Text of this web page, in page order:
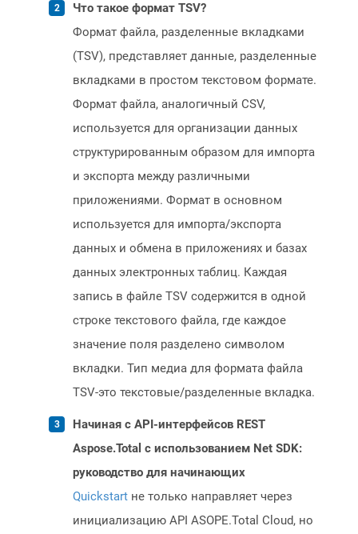
Что такое формат TSV?
Формат файла, разделенные вкладками
(TSV), представляет данные, разделенные
вкладками в простом текстовом формате.
Формат файла, аналогичный CSV,
используется для организации данных
структурированным образом для импорта
и экспорта между различными
приложениями. Формат в основном
используется для импорта/экспорта
данных и обмена в приложениях и базах
данных электронных таблиц. Каждая
запись в файле TSV содержится в одной
строке текстового файла, где каждое
значение поля разделено символом
вкладки. Тип медиа для формата файла
TSV-это текстовые/разделенные вкладка.
Начиная с API-интерфейсов REST
Aspose.Total с использованием Net SDK:
руководство для начинающих
Quickstart не только направляет через
инициализацию API ASOPE.Total Cloud, но